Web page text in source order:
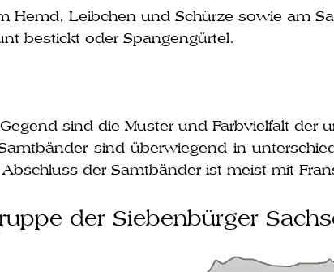
Hemd, Leibchen und Schürze sowie am
bestickt oder Spangengürtel.
sind die Muster und Farbvielfalt der
sind über­wie­gend in
der Samtbänder ist meist mit
der Siebenbürger